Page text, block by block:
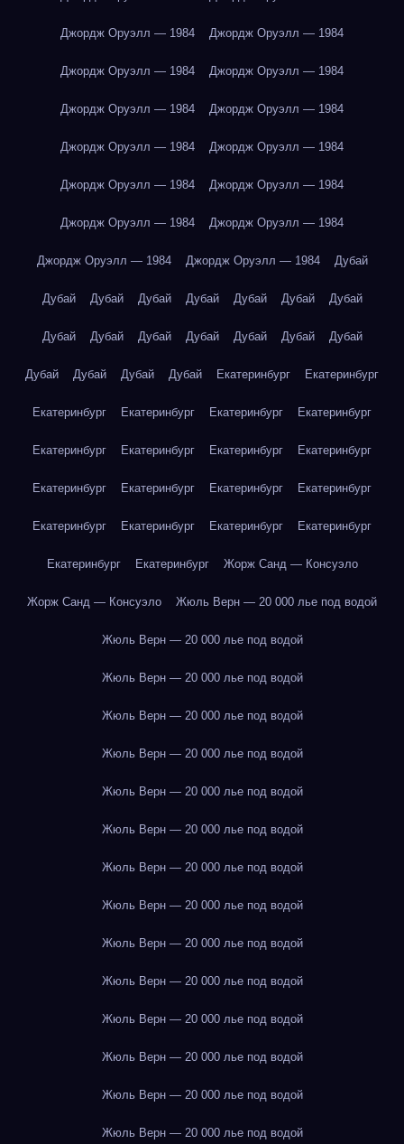
Джордж Оруэлл — 1984 Джордж Оруэлл — 1984
Джордж Оруэлл — 1984 Джордж Оруэлл — 1984
Джордж Оруэлл — 1984 Джордж Оруэлл — 1984
Джордж Оруэлл — 1984 Джордж Оруэлл — 1984
Джордж Оруэлл — 1984 Джордж Оруэлл — 1984
Джордж Оруэлл — 1984 Джордж Оруэлл — 1984
Джордж Оруэлл — 1984 Джордж Оруэлл — 1984 Дубай
Дубай Дубай Дубай Дубай Дубай Дубай Дубай
Дубай Дубай Дубай Дубай Дубай Дубай Дубай
Дубай Дубай Дубай Дубай Екатеринбург Екатеринбург
Екатеринбург Екатеринбург Екатеринбург Екатеринбург
Екатеринбург Екатеринбург Екатеринбург Екатеринбург
Екатеринбург Екатеринбург Екатеринбург Екатеринбург
Екатеринбург Екатеринбург Екатеринбург Екатеринбург
Екатеринбург Екатеринбург Жорж Санд — Консуэло
Жорж Санд — Консуэло Жюль Верн — 20 000 лье под водой
Жюль Верн — 20 000 лье под водой
Жюль Верн — 20 000 лье под водой
Жюль Верн — 20 000 лье под водой
Жюль Верн — 20 000 лье под водой
Жюль Верн — 20 000 лье под водой
Жюль Верн — 20 000 лье под водой
Жюль Верн — 20 000 лье под водой
Жюль Верн — 20 000 лье под водой
Жюль Верн — 20 000 лье под водой
Жюль Верн — 20 000 лье под водой
Жюль Верн — 20 000 лье под водой
Жюль Верн — 20 000 лье под водой
Жюль Верн — 20 000 лье под водой
Жюль Верн — 20 000 лье под водой